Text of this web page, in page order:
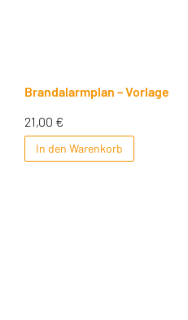
Brandalarmplan – Vorlage
21,00 €
In den Warenkorb